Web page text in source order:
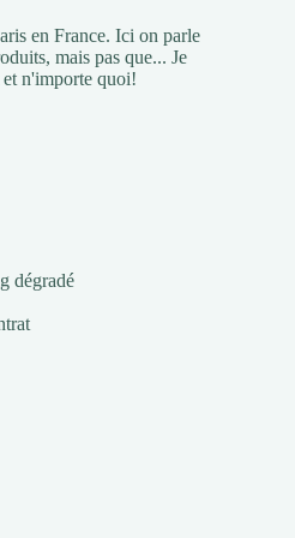
en France. Ici on parle
mais pas que... Je
et n'importe quoi!
dégradé